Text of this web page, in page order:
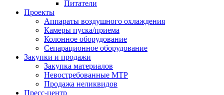
Питатели
Проекты
Аппараты воздушного охлаждения
Камеры пуска/приема
Колонное оборудование
Сепарационное оборудование
Закупки и продажи
Закупка материалов
Невостребованные МТР
Продажа неликвидов
Пресс-центр